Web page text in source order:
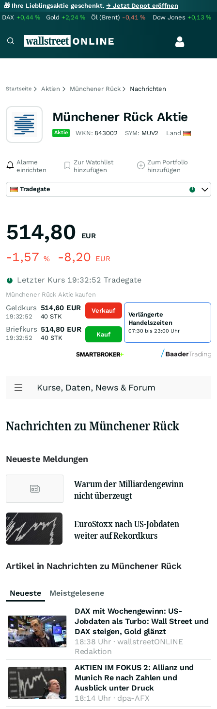
🎁 Ihre Lieblingsaktie geschenkt.→ Jetzt Depot eröffnen
DAX +0,44% Gold +2,24% Öl (Brent) -0,41% Dow Jones +0,13%
Startseite Aktien Münchener Rück Nachrichten
Münchener Rück Aktie
Aktie WKN: 843002 SYM: MUV2 Land
Alarme
einrichten
Zur Watchlist
hinzufügen
Zum Portfolio
hinzufügen
Tradegate
514,80 EUR
-1,57 % -8,20 EUR
Letzter Kurs 19:32:52 Tradegate
Münchener Rück Aktie kaufen
Geldkurs
19:32:52
514,60 EUR
40 STK
Briefkurs
19:32:52
514,80 EUR
40 STK
Verkauf
Kauf
Verlängerte
Handelszeiten
07:30 bis 23:00 Uhr
Kurse, Daten, News & Forum
Nachrichten zu Münchener Rück
Neueste Meldungen
Warum der Milliardengewinn
nicht überzeugt
EuroStoxx nach US-Jobdaten
weiter auf Rekordkurs
Artikel in Nachrichten zu Münchener Rück
Neueste
Meistgelesene
DAX mit Wochengewinn: US-
Jobdaten als Turbo: Wall Street und
DAX steigen, Gold glänzt
18:38 Uhr · wallstreetONLINE
Redaktion
AKTIEN IM FOKUS 2: Allianz und
Munich Re nach Zahlen und
Ausblick unter Druck
18:14 Uhr · dpa-AFX